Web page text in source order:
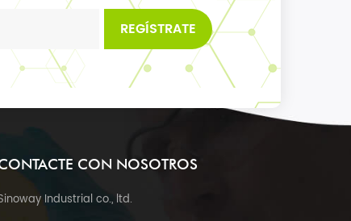
REGÍSTRATE
CON NOSOTROS
Industrial co., ltd.